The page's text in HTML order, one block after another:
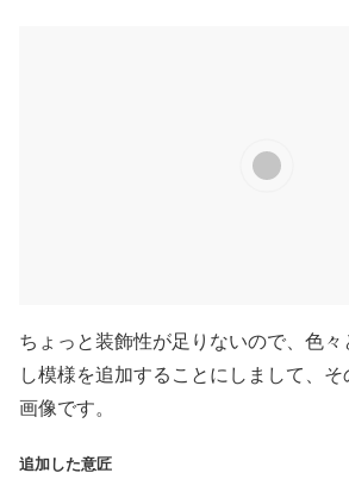
ちょっと装飾性が足りないので、色
し模様を追加することにしまして、
画像です。
追加した意匠